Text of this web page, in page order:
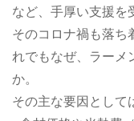
など、手厚い支援を
そのコロナ禍も落ち
れでもなぜ、ラーメ
か。
その主な要因として